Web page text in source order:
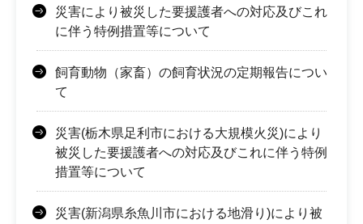
災害により被災した要援護者への対応及びこれ
に伴う特例措置等について
飼育動物（家畜）の飼育状況の定期報告につい
て
災害(栃木県足利市における大規模火災)により
被災した要援護者への対応及びこれに伴う特例
措置等について
災害(新潟県糸魚川市における地滑り)により被